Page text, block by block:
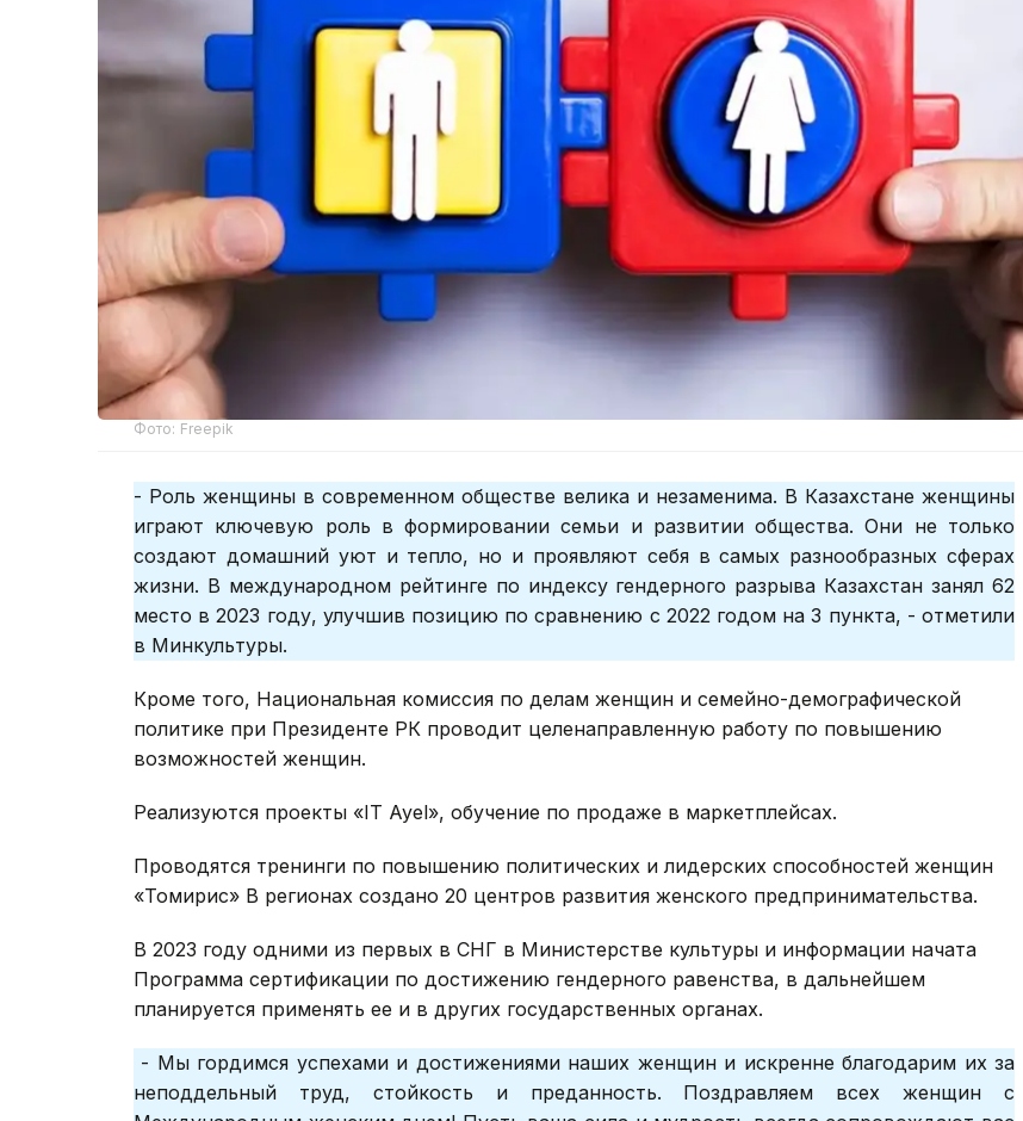
Фото: Freepik
- Роль женщины в современном обществе велика и незаменима. В Казахстане женщины
играют ключевую роль в формировании семьи и развитии общества. Они не только
создают домашний уют и тепло, но и проявляют себя в самых разнообразных сферах
жизни. В международном рейтинге по индексу гендерного разрыва Казахстан занял 62
место в 2023 году, улучшив позицию по сравнению с 2022 годом на 3 пункта, - отметили
в Минкультуры.
Кроме того, Национальная комиссия по делам женщин и семейно-демографической
политике при Президенте РК проводит целенаправленную работу по повышению
возможностей женщин.
Реализуются проекты «IT Ayel», обучение по продаже в маркетплейсах.
Проводятся тренинги по повышению политических и лидерских способностей женщин
«Томирис» В регионах создано 20 центров развития женского предпринимательства.
В 2023 году одними из первых в СНГ в Министерстве культуры и информации начата
Программа сертификации по достижению гендерного равенства, в дальнейшем
планируется применять ее и в других государственных органах.
- Мы гордимся успехами и достижениями наших женщин и искренне благодарим их за
неподдельный труд, стойкость и преданность. Поздравляем всех женщин с